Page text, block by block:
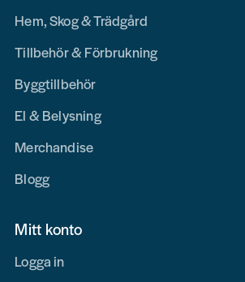
Hem, Skog & Trädgård
Tillbehör & Förbrukning
Byggtillbehör
El & Belysning
Merchandise
Blogg
Mitt konto
Logga in